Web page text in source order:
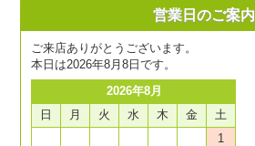
営業日のご案内
ご来店ありがとうございます。
本日は2026年8月8日です。
2026年8月
日
月 火 水 木 金
土
1